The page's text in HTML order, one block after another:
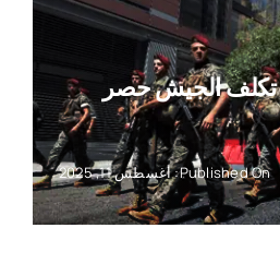
تكلف الجيش حصر
Published On: أغسطس 11, 2025